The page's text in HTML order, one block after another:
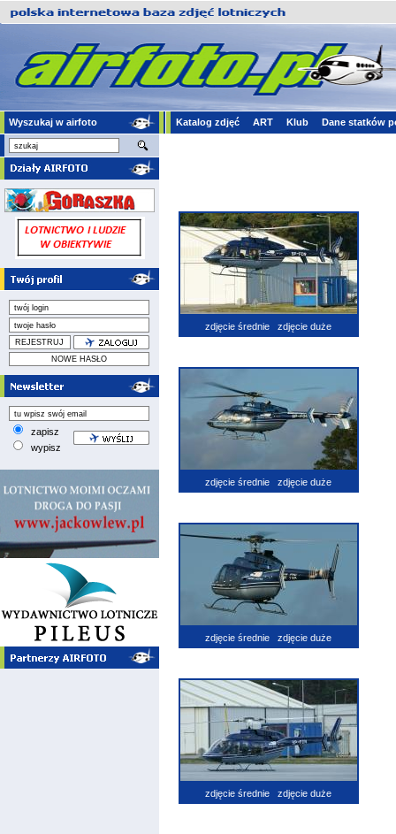
Wyszukaj w airfoto Katalog zdjęć ART Klub Dane statków
zapisz
wypisz
zdjęcie średnie zdjęcie duże
zdjęcie średnie zdjęcie duże
zdjęcie średnie zdjęcie duże
zdjęcie średnie zdjęcie duże